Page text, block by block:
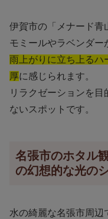
伊賀市の「メナード青
モミールやラベンダー
雨上がりに立ち上るハ
厚に感じられます。
リラクゼーションを目
ないスポットです。
名張市のホタル
の幻想的な光の
水の綺麗な名張市周辺